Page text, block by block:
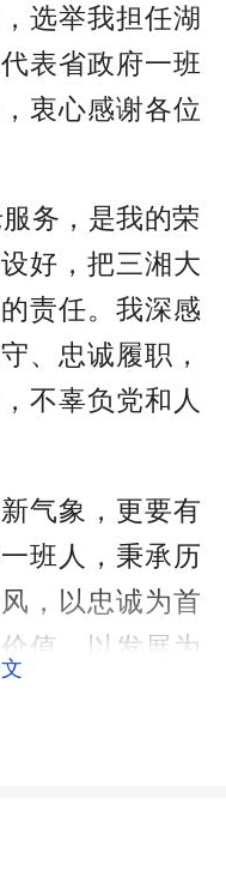
选举我担任湖
表省政府一班
衷心感谢各位
务，是我的荣
好，把三湘大
责任。我深感
、忠诚履职，
不辜负党和人
气象，更要有
班人，秉承历
，以忠诚为首
值，以发展为
责任，以干净